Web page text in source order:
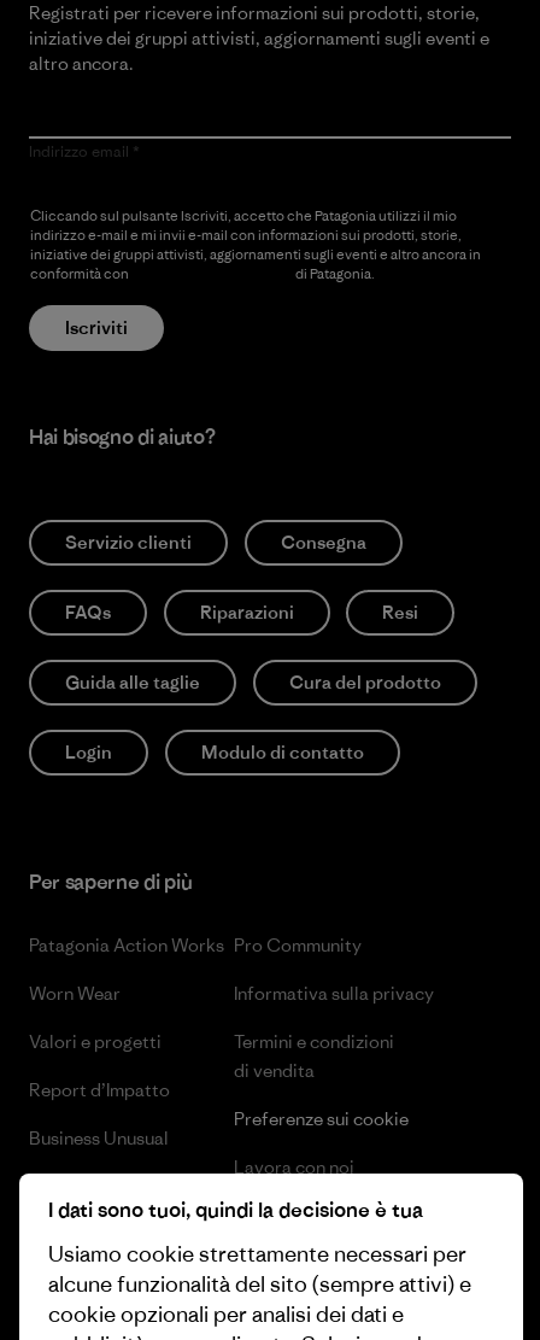
Registrati per ricevere informazioni sui prodotti, storie,
iniziative dei gruppi attivisti, aggiornamenti sugli eventi e
altro ancora.
Indirizzo email
Cliccando sul pulsante Iscriviti, accetto che Patagonia utilizzi il mio
indirizzo e-mail e mi invii e-mail con informazioni sui prodotti, storie,
iniziative dei gruppi attivisti, aggiornamenti sugli eventi e altro ancora in
conformità con
di Patagonia.
Iscriviti
Hai bisogno di aiuto?
Servizio clienti Consegna
FAQs Riparazioni Resi
Guida alle taglie Cura del prodotto
Login Modulo di contatto
Per saperne di più
Patagonia Action Works
Worn Wear
Valori e progetti
Report d’Impatto
Business Unusual
Come finanziamo
Buoni regalo
Pro Community
Informativa sulla privacy
Termini e condizioni
di vendita
Preferenze sui cookie
Lavora con noi
Stampa e media
Industry program
Programma di affiliazione
I dati sono tuoi, quindi la decisione è tua
Usiamo cookie strettamente necessari per
alcune funzionalità del sito (sempre attivi) e
cookie opzionali per analisi dei dati e